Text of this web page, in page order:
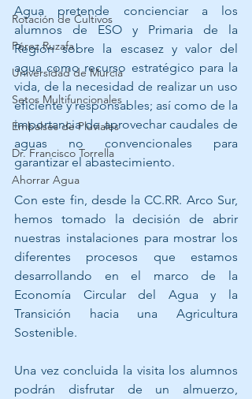
Rotación de Cultivos
Pérez Ruzafa
Universidad de Murcia
Setos Multifuncionales
Embalses de Pluviales
Dr. Francisco Torrella
Ahorrar Agua
Agua pretende concienciar a los
alumnos de ESO y Primaria de la
Región sobre la escasez y valor del
agua como recurso estratégico para la
vida, de la necesidad de realizar un uso
eficiente y responsables; así como de la
importancia de aprovechar caudales de
aguas no convencionales para
garantizar el abastecimiento.
Con este fin, desde la CC.RR. Arco Sur,
hemos tomado la decisión de abrir
nuestras instalaciones para mostrar los
diferentes procesos que estamos
desarrollando en el marco de la
Economía Circular del Agua y la
Transición hacia una Agricultura
Sostenible.
Una vez concluida la visita los alumnos
podrán disfrutar de un almuerzo,